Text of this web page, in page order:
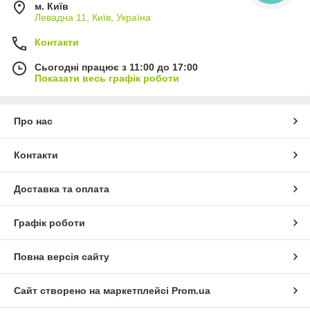
м. Київ
Левадна 11, Київ, Україна
Контакти
Сьогодні працює з 11:00 до 17:00
Показати весь графік роботи
Про нас
Контакти
Доставка та оплата
Графік роботи
Повна версія сайту
Сайт створено на маркетплейсі Prom.ua